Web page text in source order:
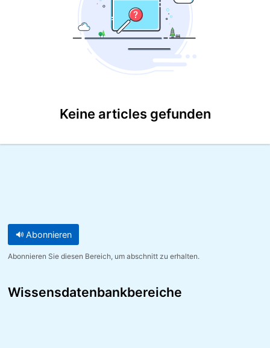
Keine articles gefunden
Abonnieren
Abonnieren Sie diesen Bereich, um abschnitt zu erhalten.
Wissensdatenbankbereiche